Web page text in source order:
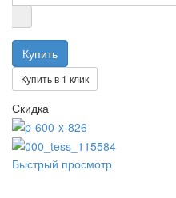
Купить в 1 клик
Скидка
Быстрый просмотр